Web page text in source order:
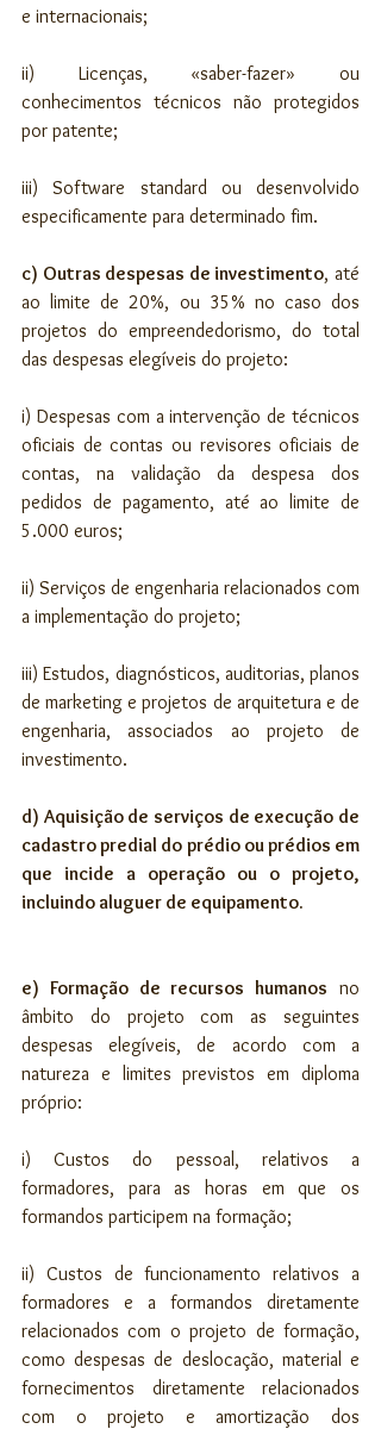
e internacionais;
ii) Licenças, «saber-fazer» ou
conhecimentos técnicos não protegidos
por patente;
iii) Software standard ou desenvolvido
especificamente para determinado fim.
c) Outras despesas de investimento, até
ao limite de 20%, ou 35% no caso dos
projetos do empreendedorismo, do total
das despesas elegíveis do projeto:
i) Despesas com a intervenção de técnicos
oficiais de contas ou revisores oficiais de
contas, na validação da despesa dos
pedidos de pagamento, até ao limite de
5.000 euros;
ii) Serviços de engenharia relacionados com
a implementação do projeto;
iii) Estudos, diagnósticos, auditorias, planos
de marketing e projetos de arquitetura e de
engenharia, associados ao projeto de
investimento.
d) Aquisição de serviços de execução de
cadastro predial do prédio ou prédios em
que incide a operação ou o projeto,
incluindo aluguer de equipamento.
e) Formação de recursos humanos no
âmbito do projeto com as seguintes
despesas elegíveis, de acordo com a
natureza e limites previstos em diploma
próprio:
i) Custos do pessoal, relativos a
formadores, para as horas em que os
formandos participem na formação;
ii) Custos de funcionamento relativos a
formadores e a formandos diretamente
relacionados com o projeto de formação,
como despesas de deslocação, material e
fornecimentos diretamente relacionados
com o projeto e amortização dos